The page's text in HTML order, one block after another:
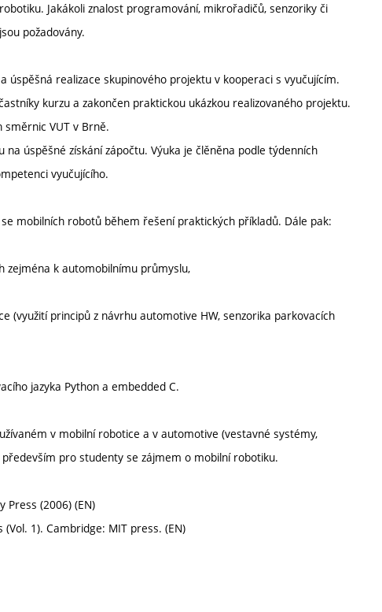
Jakákoli znalost programování, mikrořadičů, senzoriky či
požadovány.
úspěšná realizace skupinového projektu v kooperaci s vyučujícím.
kurzu a zakončen praktickou ukázkou realizovaného projektu.
směrnic VUT v Brně.
úspěšné získání zápočtu. Výuka je člěněna podle týdenních
vyučujícího.
mobilních robotů během řešení praktických příkladů. Dále pak:
zejména k automobilnímu průmyslu,
(využití principů z návrhu automotive HW, senzorika parkovacích
jazyka Python a embedded C.
v mobilní robotice a v automotive (vestavné systémy,
pro studenty se zájmem o mobilní robotiku.
Press (2006) (EN)
1). Cambridge: MIT press. (EN)